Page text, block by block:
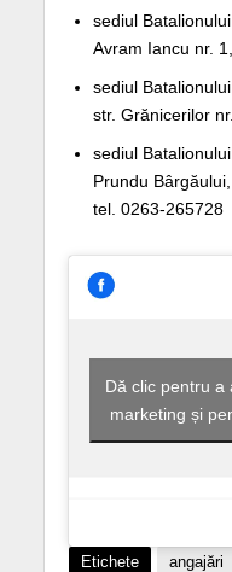
sediul
Avram Iancu nr.
sediul Batalionului
str. Grănicerilor
sediul Batalionului
Prundu
tel. 0263-265728
Dă clic pentru a
marketing și
Etichete angajări